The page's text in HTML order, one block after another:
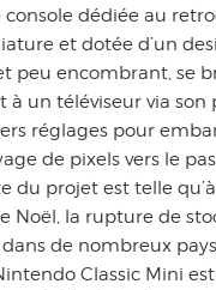
console dédiée au
et dotée d’un
peu encombrant, se
à un téléviseur via son
réglages pour
de pixels vers le
du projet est telle
Noël, la rupture de
de nombreux
Classic Mini